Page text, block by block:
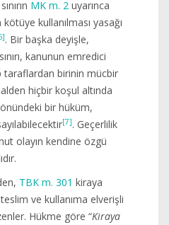
MK m. 2 uyarınca
kullanılması yasağı
. Bir başka deyişle,
kanunun emredici
taraflardan birinin mücbir
hiçbir koşul altında
bir hüküm,
[7]. Geçerlilik
olayın kendine özgü
TBK m. 301 kiraya
ve kullanıma elverişli
Hükme göre “Kiraya